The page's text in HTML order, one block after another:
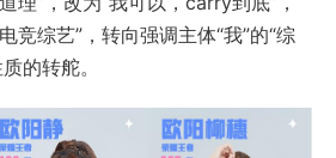
竞综艺”，转向强调主体“我”的“综
的转舵。